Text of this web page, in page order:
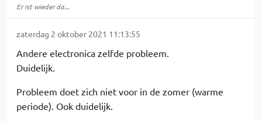
Er ist wieder da...
zaterdag 2 oktober 2021 11:13:55
Andere electronica zelfde probleem.
Duidelijk.
Probleem doet zich niet voor in de zomer (warme
periode). Ook duidelijk.